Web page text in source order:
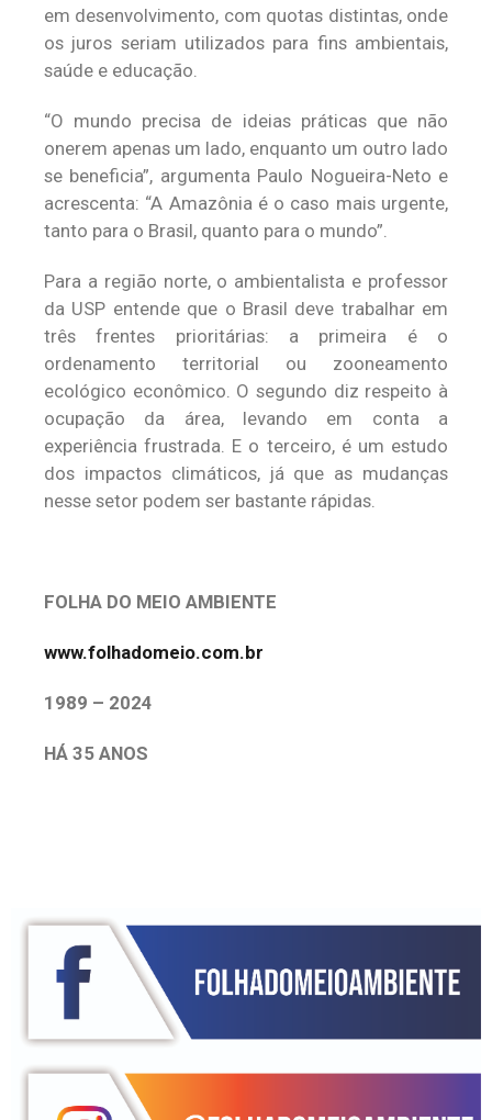
em desenvolvimento, com quotas distintas, onde
os juros seriam utilizados para fins ambientais,
saúde e educação.
“O mundo precisa de ideias práticas que não
onerem apenas um lado, enquanto um outro lado
se beneficia”, argumenta Paulo Nogueira-Neto e
acrescenta: “A Amazônia é o caso mais urgente,
tanto para o Brasil, quanto para o mundo”.
Para a região norte, o ambientalista e professor
da USP entende que o Brasil deve trabalhar em
três frentes prioritárias: a primeira é o
ordenamento territorial ou zooneamento
ecológico econômico. O segundo diz respeito à
ocupação da área, levando em conta a
experiência frustrada. E o terceiro, é um estudo
dos impactos climáticos, já que as mudanças
nesse setor podem ser bastante rápidas.
FOLHA DO MEIO AMBIENTE
www.folhadomeio.com.br
1989 – 2024
HÁ 35 ANOS